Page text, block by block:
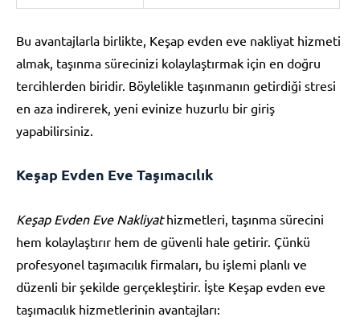
Bu avantajlarla birlikte, Keşap evden eve nakliyat hizmeti
almak, taşınma sürecinizi kolaylaştırmak için en doğru
tercihlerden biridir. Böylelikle taşınmanın getirdiği stresi
en aza indirerek, yeni evinize huzurlu bir giriş
yapabilirsiniz.
Keşap Evden Eve Taşımacılık
Keşap Evden Eve Nakliyathizmetleri, taşınma sürecini
hem kolaylaştırır hem de güvenli hale getirir. Çünkü
profesyonel taşımacılık firmaları, bu işlemi planlı ve
düzenli bir şekilde gerçekleştirir. İşte Keşap evden eve
taşımacılık hizmetlerinin avantajları: